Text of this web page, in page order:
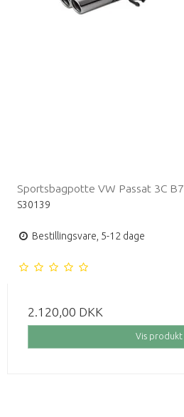
Sportsbagpotte VW Passat 3C B7
S30139
Bestillingsvare, 5-12 dage
2.120,00 DKK
Vis produkt